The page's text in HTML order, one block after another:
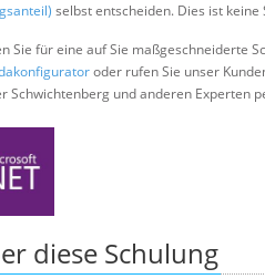
selbst entscheiden. Dies ist
Sie für eine auf Sie maßgeschneiderte
oder rufen Sie unser
Schwichtenberg und anderen Experten
diese Schulung